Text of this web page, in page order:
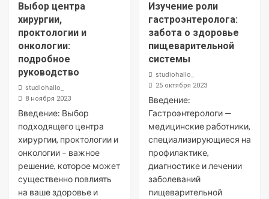
Выбор центра
хирургии,
проктологии и
онкологии:
подробное
руководство
studiohallo_
8 ноября 2023
Введение: Выбор
подходящего центра
хирургии, проктологии и
онкологии – важное
решение, которое может
существенно повлиять
на ваше здоровье и
Изучение роли
гастроэнтеролога:
забота о здоровье
пищеварительной
системы
studiohallo_
25 октября 2023
Введение:
Гастроэнтерологи —
медицинские работники,
специализирующиеся на
профилактике,
диагностике и лечении
заболеваний
пищеварительной